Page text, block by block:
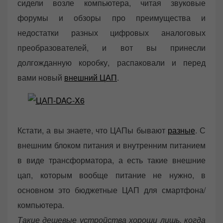
сидели возле компьютера, читая звуковые
форумы и обзоры про преимущества и
недостатки разных цифровых аналоговых
преобразователей, и вот вы принесли
долгожданную коробку, распаковали и перед
вами новый внешний ЦАП.
Кстати, а вы знаете, что ЦАПы бывают разные. С
внешним блоком питания и внутренним питанием
в виде трансформатора, а есть такие внешние
цап, которым вообще питание не нужно, в
основном это бюджетные ЦАП для смартфона/
компьютера.
Такие дешевые устройства хороши лишь, когда